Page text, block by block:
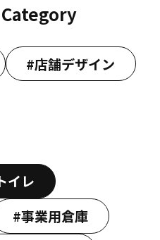
#店舗デザイン
イレ
#事業用倉庫